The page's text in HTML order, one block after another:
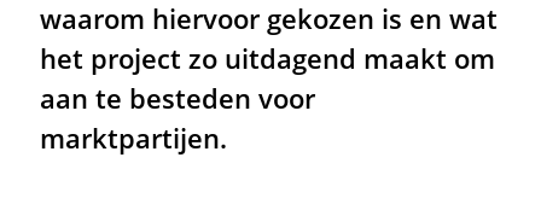
waarom hiervoor gekozen is en wat
het project zo uitdagend maakt om
aan te besteden voor
marktpartijen.